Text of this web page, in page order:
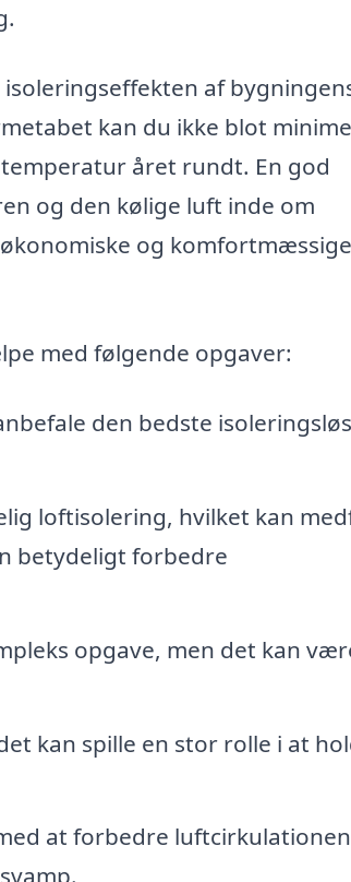
af
kan du ikke blot
året rundt. En god
og den kølige luft inde om
og komfortmæssige
med følgende opgaver:
den bedste
loftisolering, hvilket kan
betydeligt forbedre
opgave, men det kan
kan spille en stor rolle i at
at forbedre